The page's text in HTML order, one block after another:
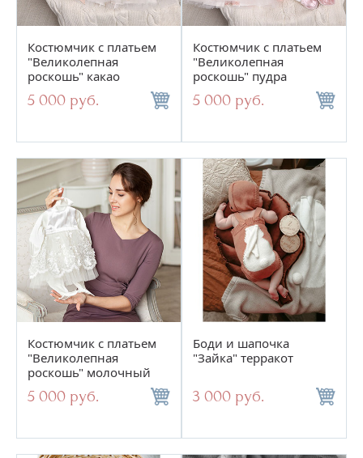
Костюмчик с платьем
"Великолепная
роскошь" какао
5 000 руб.
Костюмчик с платьем
"Великолепная
роскошь" пудра
5 000 руб.
Костюмчик с платьем
"Великолепная
роскошь" молочный
5 000 руб.
Боди и шапочка
"Зайка" терракот
3 000 руб.